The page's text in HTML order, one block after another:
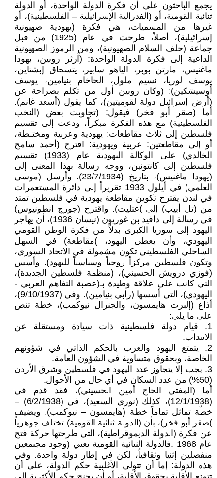
يجمع الباحثون على أن فكرة الدولة الواحدة، أو الدولة
ثنائية القومية، أو (الفدرالية الإسرائيلية – الفلسطينية)، أو
غيرها من المسميات، هي فكرة (يهودية صهيونية
إسرائيلية)، أصلاً، طرحت في عام (1925) من قبل
جماعة (حلف السلام الصهيونية)، ومن الرموز الصهيونية
الداعية إلى فكرة الدولة الواحدة: (آرثر روبين، يهودا
ماغنيس، مارتن بوبر، الياهو سابير، يتسحاق إبشتاين،
يوسف لوريا، نسيم ملول، الحاخام بنيامين، يوسف
أوسيشكين): (وكان روبين أول من تكلم بصراحة عن
(أرض إسرائيل دولة لقوميتين)، كما يقول (أسعد غانم).
أما (صقر أبو فخر) فيقول: (تجاوبت بعض (النخب
الفلسطينية) مع هذه الفكرة مبكراً، ودعت إلى تقسيم
فلسطين إلى ثلاث مقاطعات: يهودية وعربية ومختلطة،
أو إلى مقاطعتين: عربية ويهودية: اقترح (أحمد سامح
الخالدي) على الوكالة اليهودية عام (1933) تقسيم
فلسطين إلى كانتونين، ووجه رسالة بهذا المعنى إلى
(يهودا ماغنيس)، بتاريخ (23/7/1934). وأرسل (موسى
العلمي) في أيلول 1933 تقريراً إلى دائرة المستعمرات
في لندن يقترح تكوين مقاطعة يهودية في فلسطين تمتد
من (تل أبيب) إلى )عتليت). واقترح (جورج انطونيوس)
في رسالة إلى دافيد بن غوريون (نيسان 1936)، أن يهاجر
اليهود إلى سوريا الكبرى بدلاً من فكرة الوطن القومي
اليهودي، وأن يعطى اليهود، )مقاطعة) في السهل
الساحلي الفلسطيني تكون مشمولة في الاتحاد السوري،
وتكون فلسطين مركزاً روحياً وسياسياً لليهود). وأسس
(فوزي درويش الحسيني)، (منظمة فلسطين الجديدة)،
التي كانت على علاقة وطيدة بـ(عصبة التفاهم العربي -
اليهودي)، التي أسسها (رابي بنيامين). وفي (9/10/1937)،
أذاع (إلبرت هايمسون، والجنرال نيوكمب)، خطة تنص
على ما يلي:
1. قيام دولة فلسطينية ذات سيادة ومستقلة عن
الانتداب.
2. يتمتع اليهود والعرب بالحكم الذاتي في شؤونهم
الخاصة، وبحقوق متساوية في الشؤون العامة.
3. يجب إلا يتجاوز عدد اليهود في فلسطين وشرق الأردن
(50%) من عدد السكان في أي حال من الأحوال.
أما (المفتي الحاج أمين الحسيني)، فقد قدم في
(12/1/1938)، كذلك (نوري السعيد)، في (6/2/1938) –
خطّة تماثل تماماً خطة (هايمسون – نيوكمب). ويضيف
)صقر أبو فخر)، بأن (الدولة ثنائية القومية) تختلف جوهرياً
عن فكرة (الدولة الديموقراطية)، التي طرحتها حركة فتح
عام 1968 .فالدولة الثنائية القومية تعني (وجود مجتمعين
منفصلين إثنيا وثقافياً، لكن في إطار دولة واحدة. وفي
هذه الدولة: إما أن تتولى الأغلبية حكم الدولة، على أن